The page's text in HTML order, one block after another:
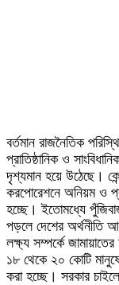
বর্তমান রাজনৈতিক
প্রাতিষ্ঠানিক ও
দৃশ্যমান হয়ে উঠেছে।
করপোরেশনে অনিয়ম ও
হচ্ছে। ইতোমধ্যে
পড়লে দেশের অর্থনীতি
লক্ষ্য সম্পর্কে
১৮ থেকে ২০ কোটি
করা হচ্ছে। সরকার